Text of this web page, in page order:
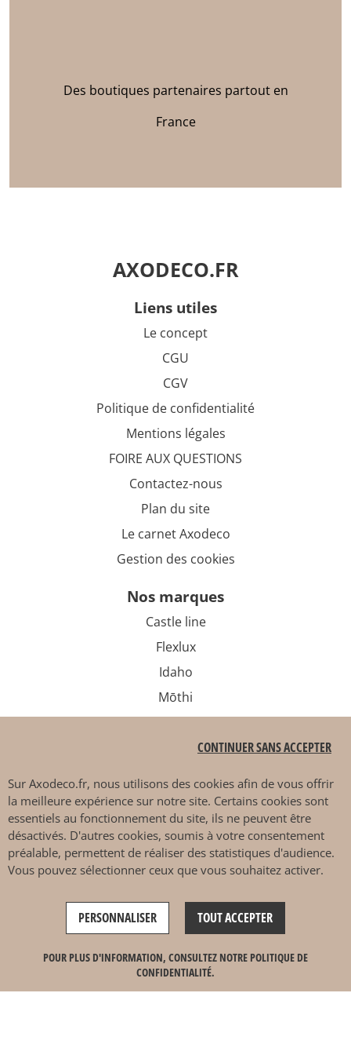
AJOUTER AU PANIER
DÉCOUVRIR EN MAGASIN
Des boutiques partenaires partout en
France
AXODECO.FR
liens utiles
Le concept
CGU
CGV
Politique de confidentialité
Mentions légales
FOIRE AUX QUESTIONS
Contactez-nous
Plan du site
Le carnet Axodeco
Gestion des cookies
nos marques
Castle line
Flexlux
Idaho
Mōthi
Sits
PAIEMENT SÉCURISÉ
4.7 / 5
Sur Axodeco.fr, nous utilisons des cookies afin de vous offrir
la meilleure expérience sur notre site. Certains cookies sont
essentiels au fonctionnement du site, ils ne peuvent être
désactivés. D'autres cookies, soumis à votre consentement
préalable, permettent de réaliser des statistiques d'audience.
Vous pouvez sélectionner ceux que vous souhaitez activer.
TOUT ACCEPTER
CONTINUER SANS ACCEPTER
PERSONNALISER
POUR PLUS D'INFORMATION, CONSULTEZ NOTRE POLITIQUE DE
CONFIDENTIALITÉ.